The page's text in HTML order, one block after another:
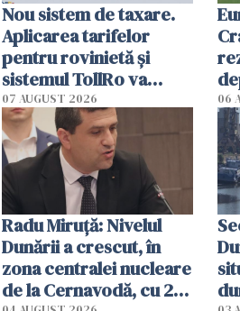
Nou sistem de taxare.
Aplicarea tarifelor
pentru rovinietă şi
sistemul TollRo va
începe la 1 octombrie
07 AUGUST 2026 06
Radu Miruţă: Nivelul
Dunării a crescut, în
zona centralei nucleare
de la Cernavodă, cu 2